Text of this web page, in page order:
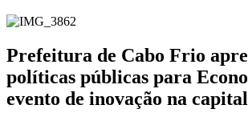
Prefeitura de Cabo Frio
políticas públicas para
evento de inovação na